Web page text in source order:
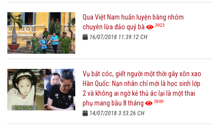
Qua Việt Nam huấn luyện băng nhóm
chuyên lừa đảo quý bà
3923
16/07/2018 11:39:12 CH
Vụ bắt cóc, giết người một thời gây xôn xao
Hàn Quốc: Nạn nhân chỉ mới là học sinh lớp
2 và không ai ngờ kẻ thủ ác lại là một thai
phụ mang bầu 8 tháng
3869
14/07/2018 3:53:26 CH